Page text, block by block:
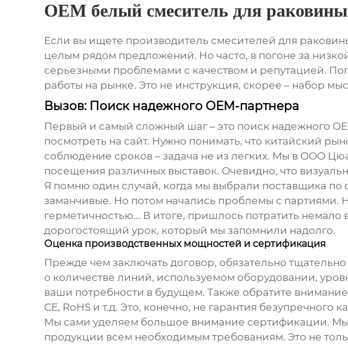
OEM белый смеситель для
Если вы ищете производитель смесителей для
целым рядом предложений. Но часто, в погоне за
серьезными проблемами с качеством и репутацией.
работы на рынке. Это не инструкция, скорее – набор
Вызов: Поиск надежного OEM-партнера
Первый и самый сложный шаг – это поиск надежного
посмотреть на сайт. Нужно понимать, что китайский
соблюдение сроков – задача не из легких. Мы в ООО
посещения различных выставок. Очевидно, что
Я помню один случай, когда мы выбрали поставщика
заманчивые. Но потом начались проблемы с партиями.
герметичностью... В итоге, пришлось потратить
дорогостоящий урок, который мы запомнили надолго.
Оценка производственных мощностей и сертификация
Прежде чем заключать договор, обязательно
о количестве линий, используемом оборудовании,
ваши потребности в будущем. Также обратите
CE, RoHS и т.д. Это, конечно, не гарантия безупречного
Мы сами уделяем большое внимание сертификации.
продукции всем необходимым требованиям. Это не